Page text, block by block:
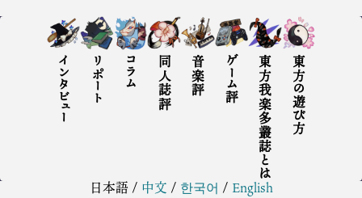
インタビュー リポート コラム 同人誌評 音楽評 ゲーム評 東方我楽多叢誌とは 東方の遊び方
日本語/ 中文 / 한국어 / English